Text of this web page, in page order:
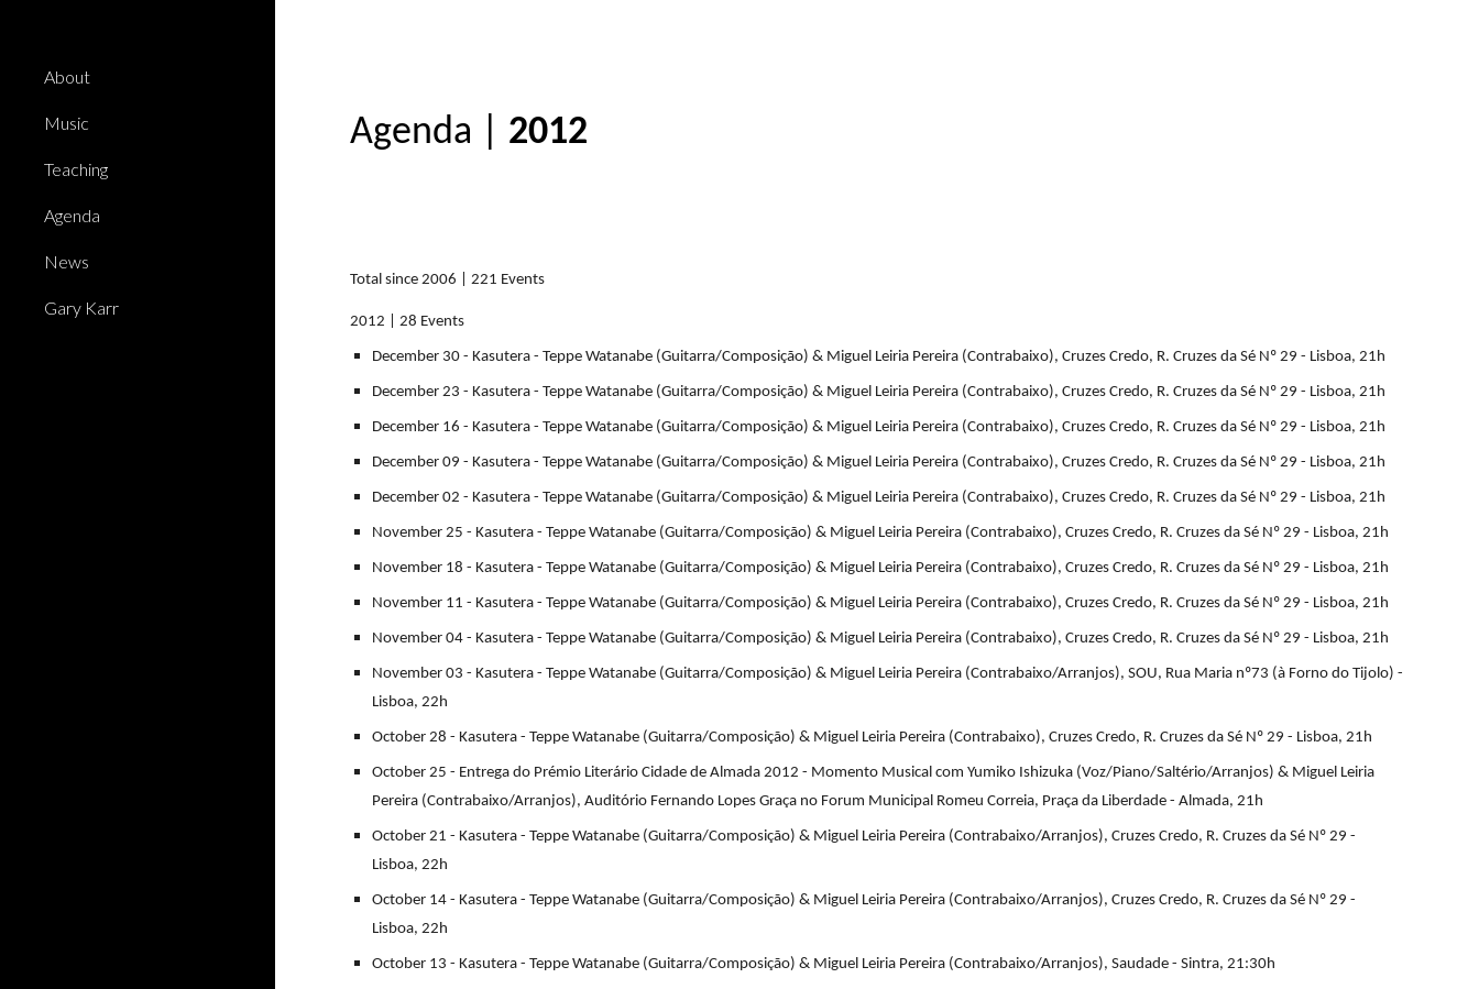
About
Music
Teaching
Agenda
News
Gary Karr
Agenda 2012
Total since 2006 | 221 Events
2012 | 28 Events
December 30 - Kasutera - Teppe Watanabe (Guitarra/Composição) & Miguel Leiria Pereira (Contrabaixo), Cruzes Credo, R. Cruzes da Sé Nº 29 - Lisboa, 21h
December 23 - Kasutera - Teppe Watanabe (Guitarra/Composição) & Miguel Leiria Pereira (Contrabaixo), Cruzes Credo, R. Cruzes da Sé Nº 29 - Lisboa, 21h
December 16 - Kasutera - Teppe Watanabe (Guitarra/Composição) & Miguel Leiria Pereira (Contrabaixo), Cruzes Credo, R. Cruzes da Sé Nº 29 - Lisboa, 21h
December 09 - Kasutera - Teppe Watanabe (Guitarra/Composição) & Miguel Leiria Pereira (Contrabaixo), Cruzes Credo, R. Cruzes da Sé Nº 29 - Lisboa, 21h
December 02 - Kasutera - Teppe Watanabe (Guitarra/Composição) & Miguel Leiria Pereira (Contrabaixo), Cruzes Credo, R. Cruzes da Sé Nº 29 - Lisboa, 21h
November 25 - Kasutera - Teppe Watanabe (Guitarra/Composição) & Miguel Leiria Pereira (Contrabaixo), Cruzes Credo, R. Cruzes da Sé Nº 29 - Lisboa, 21h
November 18 - Kasutera - Teppe Watanabe (Guitarra/Composição) & Miguel Leiria Pereira (Contrabaixo), Cruzes Credo, R. Cruzes da Sé Nº 29 - Lisboa, 21h
November 11 - Kasutera - Teppe Watanabe (Guitarra/Composição) & Miguel Leiria Pereira (Contrabaixo), Cruzes Credo, R. Cruzes da Sé Nº 29 - Lisboa, 21h
November 04 - Kasutera - Teppe Watanabe (Guitarra/Composição) & Miguel Leiria Pereira (Contrabaixo), Cruzes Credo, R. Cruzes da Sé Nº 29 - Lisboa, 21h
November 03 - Kasutera - Teppe Watanabe (Guitarra/Composição) & Miguel Leiria Pereira (Contrabaixo/Arranjos), SOU, Rua Maria nº73 (à Forno do Tijolo) -
Lisboa, 22h
October 28 - Kasutera - Teppe Watanabe (Guitarra/Composição) & Miguel Leiria Pereira (Contrabaixo), Cruzes Credo, R. Cruzes da Sé Nº 29 - Lisboa, 21h
October 25 - Entrega do Prémio Literário Cidade de Almada 2012 - Momento Musical com Yumiko Ishizuka (Voz/Piano/Saltério/Arranjos) & Miguel Leiria
Pereira (Contrabaixo/Arranjos), Auditório Fernando Lopes Graça no Forum Municipal Romeu Correia, Praça da Liberdade - Almada, 21h
October 21 - Kasutera - Teppe Watanabe (Guitarra/Composição) & Miguel Leiria Pereira (Contrabaixo/Arranjos), Cruzes Credo, R. Cruzes da Sé Nº 29 -
Lisboa, 22h
October 14 - Kasutera - Teppe Watanabe (Guitarra/Composição) & Miguel Leiria Pereira (Contrabaixo/Arranjos), Cruzes Credo, R. Cruzes da Sé Nº 29 -
Lisboa, 22h
October 13 - Kasutera - Teppe Watanabe (Guitarra/Composição) & Miguel Leiria Pereira (Contrabaixo/Arranjos), Saudade - Sintra, 21:30h